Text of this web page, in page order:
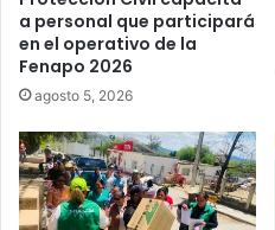
a personal que participará
en el operativo de la
Fenapo 2026
agosto 5, 2026